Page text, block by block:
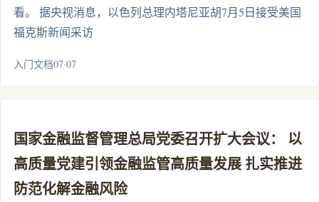
看。 据央视消息，以色列总理内塔尼亚胡7月5日接受美国
福克斯新闻采访
入门文档07·07
国家金融监督管理总局党委召开扩大会议： 以
高质量党建引领金融监管高质量发展 扎实推进
防范化解金融风险